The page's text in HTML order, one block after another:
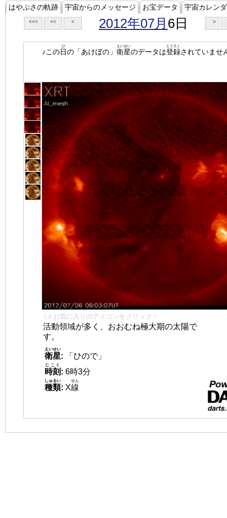
はやぶさの軌跡 宇宙からのメッセージ お宝データ 宇宙カレン
<<< << < 2012年07月 6日 >
♪この日
ひ
の「あけぼの」 衛星
えいせい
のデータは登録
とうろく
されていませ
👈 お気に入りのアイコンをクリック！
活動領域が多く、おおむね極大期の太陽で
す。
衛星
えいせい
:
「ひので」
時刻
じこく
: 6時3分
種類
しゅるい
: X線
せん